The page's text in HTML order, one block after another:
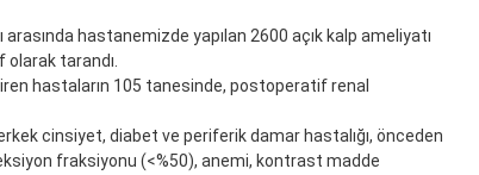
arasında hastanemizde yapılan 2600 açık kalp ameliyatı
tarandı.
hastaların 105 tanesinde, postoperatif renal
cinsiyet, diabet ve periferik damar hastalığı, önceden
fraksiyonu (<%50), anemi, kontrast madde